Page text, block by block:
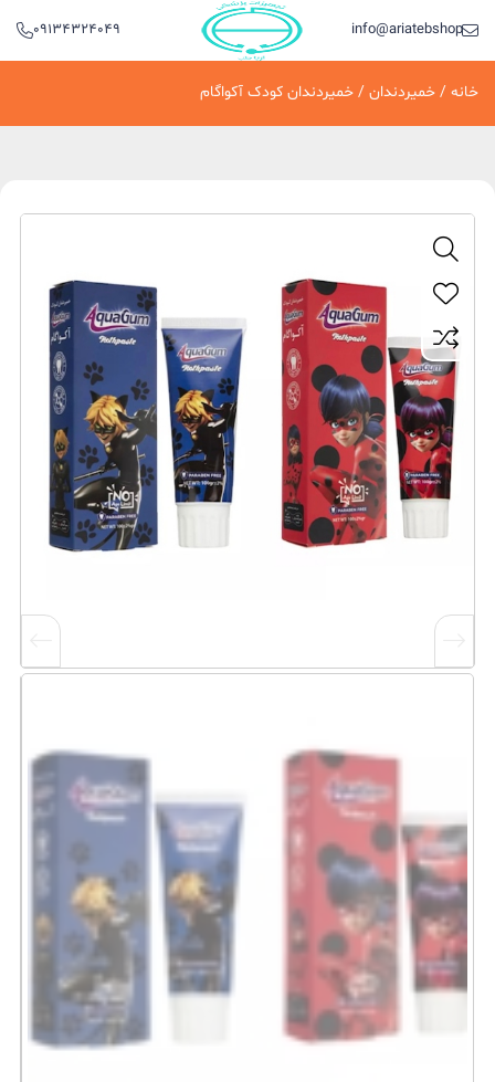
info@ariatebshop.ir
09134324049
خانه / خمیردندان / خمیردندان کودک آکواگام